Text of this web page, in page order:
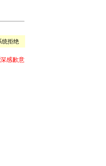
统拒绝
感歉意